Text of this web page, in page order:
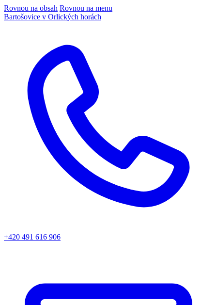
Rovnou na obsah Rovnou na menu
Bartošovice v Orlických horách
+420 491 616 906